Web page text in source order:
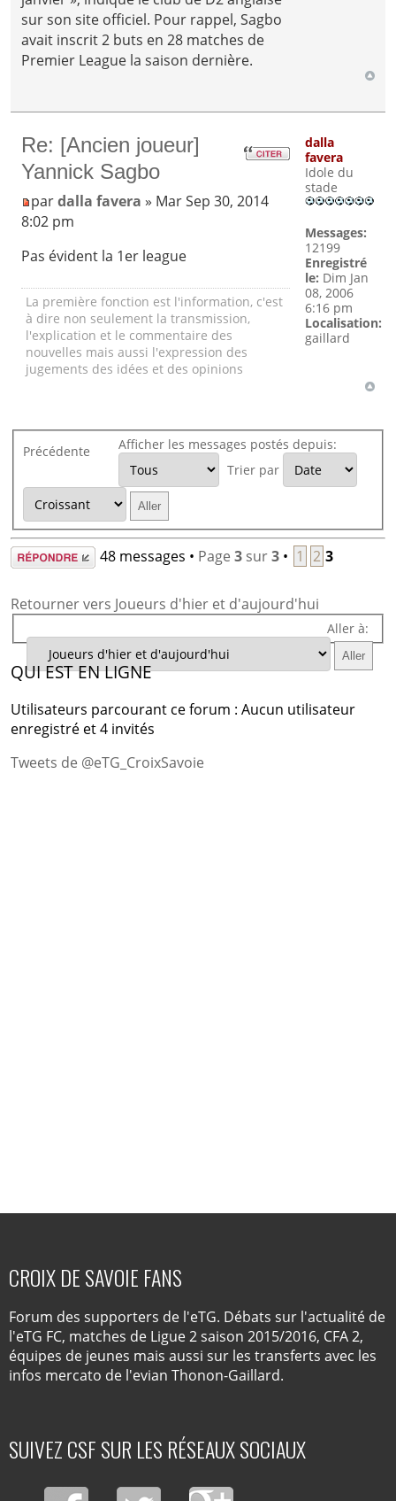
sur son site officiel. Pour rappel, Sagbo
avait inscrit 2 buts en 28 matches de
Premier League la saison dernière.
Re: [Ancien joueur]
Yannick Sagbo
pardalla favera » Mar Sep 30, 2014
8:02 pm
Pas évident la 1er league
La première fonction est l'information, c'est
à dire non seulement la transmission,
l'explication et le commentaire des
nouvelles mais aussi l'expression des
jugements des idées et des opinions
dalla
favera
Idole du
stade
Messages:
12199
Enregistré
le: Dim Jan
08, 2006
6:16 pm
Localisation:
gaillard
Précédente
Afficher les messages postés depuis:
Trier par
Répondre 48 messages • Page 3sur3• 1 2 3
Retourner vers Joueurs d'hier et d'aujourd'hui
Aller à:
QUI EST EN LIGNE
Utilisateurs parcourant ce forum : Aucun utilisateur
enregistré et 4 invités
Tweets de @eTG_CroixSavoie
CROIX DE SAVOIE FANS
Forum des supporters de l'eTG. Débats sur l'actualité de
l'eTG FC, matches de Ligue 2 saison 2015/2016, CFA 2,
équipes de jeunes mais aussi sur les transferts avec les
infos mercato de l'evian Thonon-Gaillard.
SUIVEZ CSF SUR LES RÉSEAUX SOCIAUX